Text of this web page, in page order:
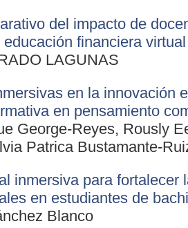
del impacto de
financiera virtual
LAGUNAS
en la innovación
en pensamiento
George-Reyes, Rously
Patrica Bustamante-
inmersiva para fortalecer
en estudiantes de
Blanco